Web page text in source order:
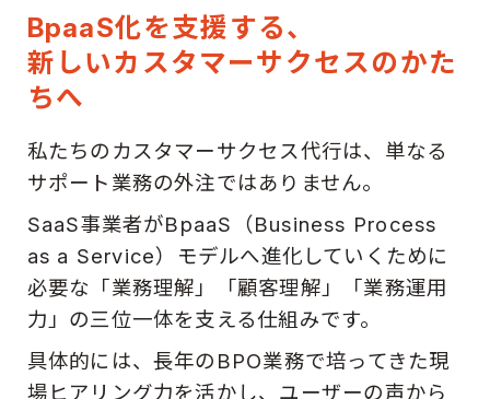
BpaaS化を支援する、
新しいカスタマーサクセスのかた
ちへ
私たちのカスタマーサクセス代行は、単なる
サポート業務の外注ではありません。
SaaS事業者がBpaaS（Business Process
as a Service）モデルへ進化していくために
必要な「業務理解」「顧客理解」「業務運用
力」の三位一体を支える仕組みです。
具体的には、長年のBPO業務で培ってきた現
場ヒアリング力を活かし、ユーザーの声から